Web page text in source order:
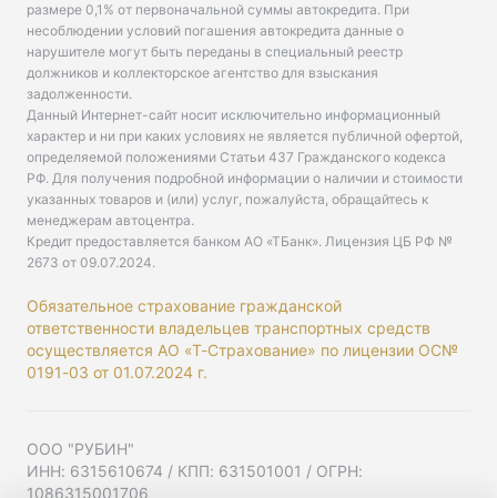
размере 0,1% от первоначальной суммы автокредита. При
несоблюдении условий погашения автокредита данные о
нарушителе могут быть переданы в специальный реестр
должников и коллекторское агентство для взыскания
задолженности.
Данный Интернет-сайт носит исключительно информационный
характер и ни при каких условиях не является публичной офертой,
определяемой положениями Статьи 437 Гражданского кодекса
РФ. Для получения подробной информации о наличии и стоимости
указанных товаров и (или) услуг, пожалуйста, обращайтесь к
менеджерам автоцентра.
Кредит предоставляется банком АО «ТБанк». Лицензия ЦБ РФ №
2673 от 09.07.2024.
Обязательное страхование гражданской
ответственности владельцев транспортных средств
осуществляется АО «Т-Страхование» по лицензии ОС№
0191-03 от 01.07.2024 г.
ООО "РУБИН"
ИНН: 6315610674 / КПП: 631501001 / ОГРН:
1086315001706